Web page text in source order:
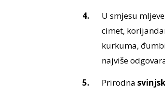
U smjesu
cimet,
kurkuma,
najviše
Prirodna